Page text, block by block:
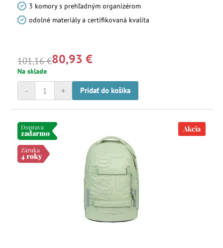
3 komory s prehľadným organizérom
odolné materiály a certifikovaná kvalita
101,16 €80,93 €
Na sklade
+
- Pridať do košíka
Doprava
zadarmo
Záruka
4 roky
Akcia